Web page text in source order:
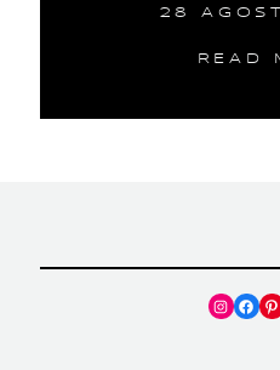
28
READ